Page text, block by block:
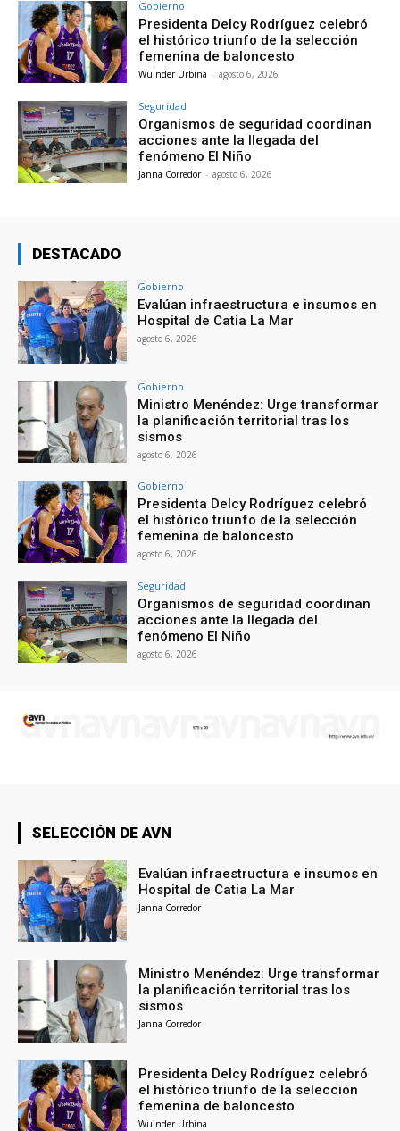
Gobierno
Presidenta Delcy Rodríguez celebró
el histórico triunfo de la selección
femenina de baloncesto
Wuinder Urbina - agosto 6, 2026
Seguridad
Organismos de seguridad coordinan
acciones ante la llegada del
fenómeno El Niño
Janna Corredor - agosto 6, 2026
DESTACADO
Gobierno
Evalúan infraestructura e insumos en
Hospital de Catia La Mar
agosto 6, 2026
Gobierno
Ministro Menéndez: Urge transformar
la planificación territorial tras los
sismos
agosto 6, 2026
Gobierno
Presidenta Delcy Rodríguez celebró
el histórico triunfo de la selección
femenina de baloncesto
agosto 6, 2026
Seguridad
Organismos de seguridad coordinan
acciones ante la llegada del
fenómeno El Niño
agosto 6, 2026
SELECCIÓN DE AVN
Evalúan infraestructura e insumos en
Hospital de Catia La Mar
Janna Corredor
Ministro Menéndez: Urge transformar
la planificación territorial tras los
sismos
Janna Corredor
Presidenta Delcy Rodríguez celebró
el histórico triunfo de la selección
femenina de baloncesto
Wuinder Urbina